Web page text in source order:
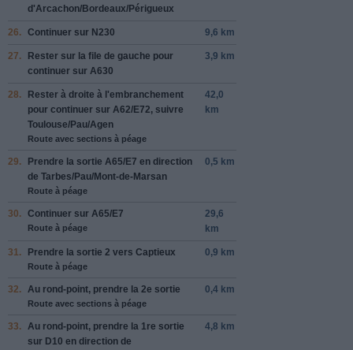
d'Arcachon/Bordeaux/Périgueux
26. Continuer sur N230 9,6 km
27. Rester sur la file de gauche pour
continuer sur A630
3,9 km
28. Rester à droite à l'embranchement
pour continuer sur A62/E72, suivre
Toulouse/Pau/Agen
Route avec sections à péage
42,0
km
29. Prendre la sortie A65/E7 en direction
de Tarbes/Pau/Mont-de-Marsan
Route à péage
0,5 km
30. Continuer sur A65/E7
Route à péage
29,6
km
31. Prendre la sortie 2 vers Captieux
Route à péage
0,9 km
32. Au rond-point, prendre la 2e sortie
Route avec sections à péage
0,4 km
33. Au rond-point, prendre la 1re sortie
sur D10 en direction de
4,8 km